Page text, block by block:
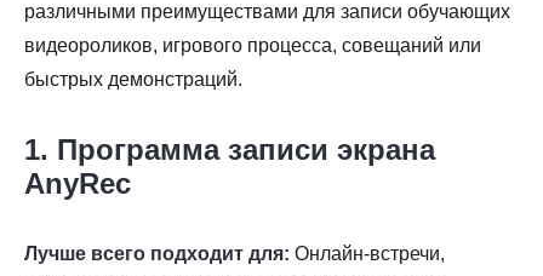
различными преимуществами для записи обучающих
видеороликов, игрового процесса, совещаний или
быстрых демонстраций.
1. Программа записи экрана
AnyRec
Лучше всего подходит для: Онлайн-встречи,